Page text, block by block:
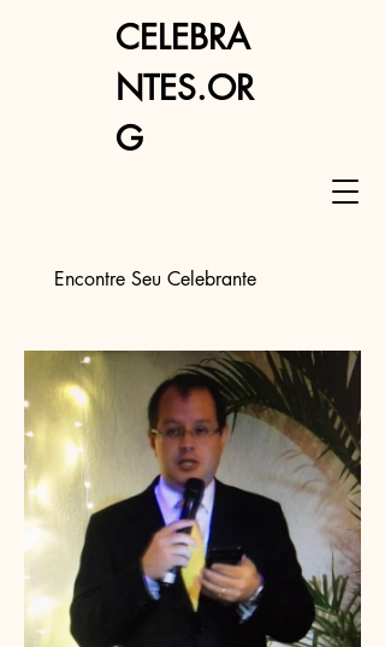
Encontre Seu Celebrante
CELEBRA
NTES.OR
G